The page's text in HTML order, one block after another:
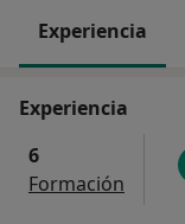
Experiencia
Experiencia
6
Formación